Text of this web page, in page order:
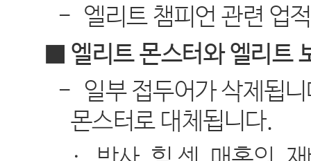
- 엘리트 챔피언 관련 업
■ 엘리트 몬스터와 엘리트
- 일부 접두어가 삭제됩
몬스터로 대체됩니다.